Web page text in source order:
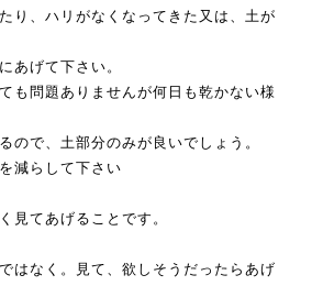
り、ハリがなくなってきた又は、土が
あげて下さい。
も問題ありませんが何日も乾かない様
ので、土部分のみが良いでしょう。
減らして下さい
見てあげることです。
はなく。見て、欲しそうだったらあげ